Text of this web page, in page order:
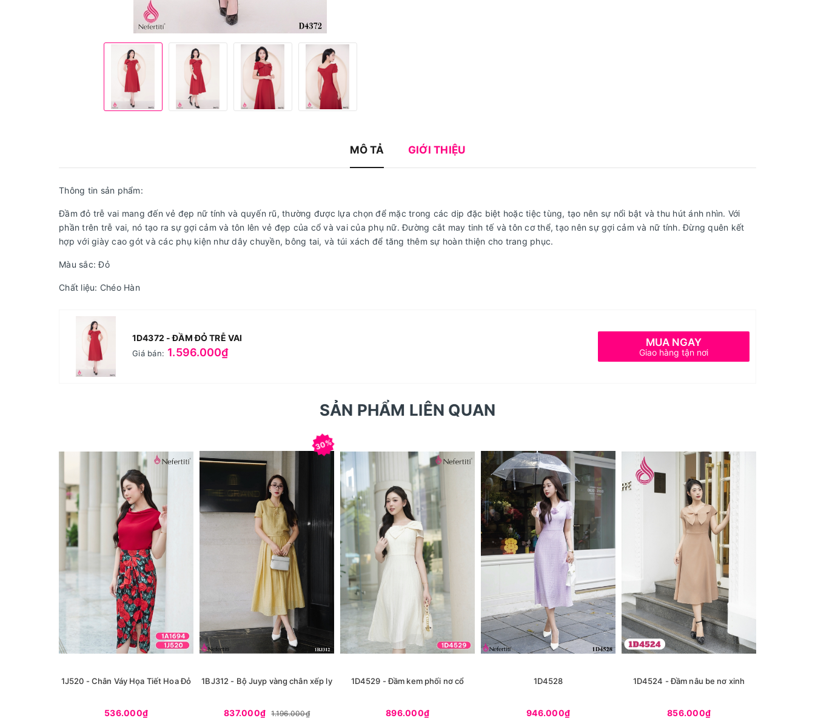
MÔ TẢ GIỚI THIỆU
Thông tin sản phẩm:
Đầm đỏ trễ vai mang đến vẻ đẹp nữ tính và quyến rũ, thường được lựa chọn để mặc trong các dịp đặc biệt hoặc tiệc tùng, tạo nên sự nổi bật và thu hút ánh nhìn. Với
phần trên trễ vai, nó tạo ra sự gợi cảm và tôn lên vẻ đẹp của cổ và vai của phụ nữ. Đường cắt may tinh tế và tôn cơ thể, tạo nên sự gợi cảm và nữ tính. Đừng quên kết
hợp với giày cao gót và các phụ kiện như dây chuyền, bông tai, và túi xách để tăng thêm sự hoàn thiện cho trang phục.
Màu sắc: Đỏ
Chất liệu: Chéo Hàn
1D4372 - ĐẦM ĐỎ TRỄ VAI
Giá bán: 1.596.000₫
MUA NGAY
Giao hàng tận nơi
SẢN PHẨM LIÊN QUAN
1J520 - Chân Váy Họa Tiết Hoa Đỏ
536.000₫
30%
1BJ312 - Bộ Juyp vàng chân xếp ly
837.000₫ 1.196.000₫
1D4529 - Đầm kem phối nơ cổ
896.000₫
1D4528
946.000₫
1D4524 - Đầm nâu be nơ xinh
856.000₫